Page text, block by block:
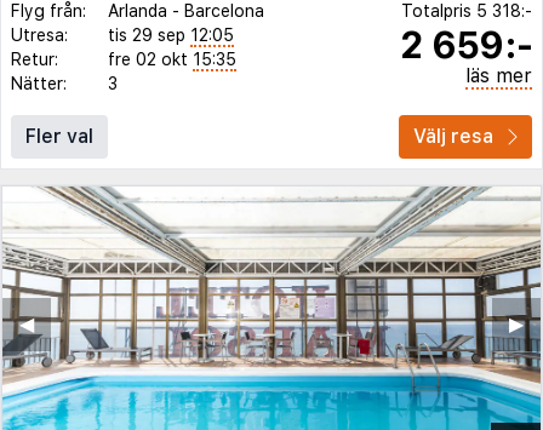
Flyg från: Arlanda - Barcelona
Utresa:
tis 29 sep 12:05
Retur:
fre 02 okt 15:35
Nätter:
3
Totalpris 5 318:-
2 659:-
läs mer
Fler val Välj resa
▶︎
◀︎